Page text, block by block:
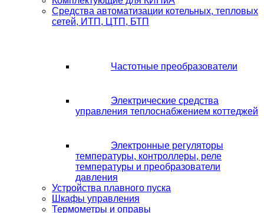
Средства автоматизации котельных, тепловых
сетей, ИТП, ЦТП, БТП
Частотные преобразователи
Электрические средства
управления теплоснабжением коттеджей
Электронные регуляторы
температуры, контроллеры, реле
температуры и преобразователи
давления
Устройства плавного пуска
Шкафы управления
Термометры и оправы